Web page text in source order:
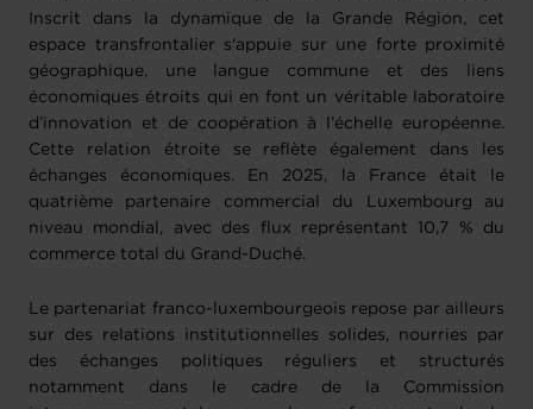
Inscrit dans la dynamique de la Grande Région, cet
espace transfrontalier s'appuie sur une forte proximité
géographique, une langue commune et des liens
économiques étroits qui en font un véritable laboratoire
d’innovation et de coopération à l’échelle européenne.
Cette relation étroite se reflète également dans les
échanges économiques. En 2025, la France était le
quatrième partenaire commercial du Luxembourg au
niveau mondial, avec des flux représentant 10,7 % du
commerce total du Grand-Duché.
Le partenariat franco-luxembourgeois repose par ailleurs
sur des relations institutionnelles solides, nourries par
des échanges politiques réguliers et structurés
notamment dans le cadre de la Commission